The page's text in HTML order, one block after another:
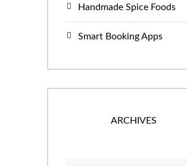
Handmade Spice Foods
Smart Booking Apps
ARCHIVES